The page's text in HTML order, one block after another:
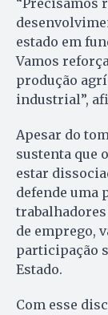
“Precisamos
estado em
Vamos
produção
industrial”,
Apesar do
sustenta que
estar
defende uma
de emprego,
participação
Estado.
Com esse